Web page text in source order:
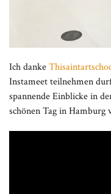
Ich danke
Instameet teilnehmen
spannende Einblicke in
schönen Tag in Hamburg